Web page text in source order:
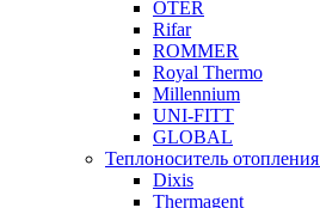
OTER
Rifar
ROMMER
Royal Thermo
Millennium
UNI-FITT
GLOBAL
Теплоноситель отопления
Dixis
Thermagent